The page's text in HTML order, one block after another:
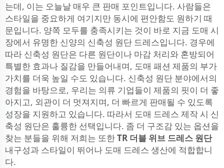
는데, 이는 오늘날 매우 큰 판매 포인트입니다. 사람들은
스타일을 중요하게 여기지만 동시에 편안함도 원하기 때
문입니다. 양쪽 모두를 충족시키는 것이 바로 지금 도매 시
장에서 유명한 신양의 신축성 원단 드레스입니다. 경우에
따라 신축성 원단은 다른 원단이나 마감 처리와 혼방되어
특별한 효과나 질감을 만들어내며, 도매 패션 제품의 부가
가치를 더욱 높일 수도 있습니다. 신축성 원단 분야에서의
경험을 바탕으로, 우리는 의류 기업들이 제품의 핏이 더 좋
아지고, 외관이 더 멋져지며, 더 빠르게 판매될 수 있도록
성장을 지원하고 있습니다. 따라서 도매 드레스 제작 시 신
축성 원단은 훌륭한 선택입니다. 좀 더 구조감 있는 옵션을
찾는 분들을 위해 저희는 또한TR 더블 위브 드레스 원단
내구성과 스타일이 뛰어나 도매 드레스 생산에 적합합니
다.